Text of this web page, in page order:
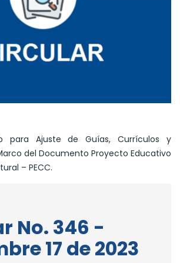
para Ajuste de Guías, Currículos y
del Documento Proyecto Educativo
– PECC.
No. 346 -
17 de 2023